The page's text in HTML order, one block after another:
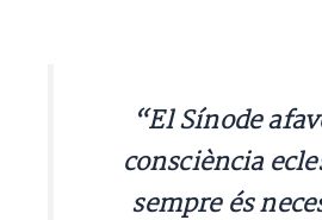
“El Sínode
consciència
sempre és